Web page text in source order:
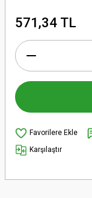
571,34 TL
Karşılaştır